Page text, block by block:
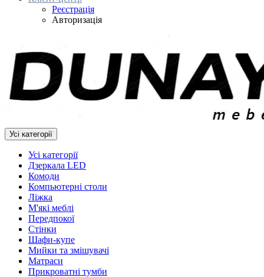
Реєстрація
Авторизація
Усі категорії
Усі категорії
Дзеркала LED
Комоди
Компьютерні столи
Ліжка
М'які меблі
Передпокої
Стінки
Шафи-купе
Мийки та змішувачі
Матраси
Прикроватні тумби